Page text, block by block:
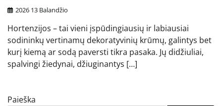
2026 13 Balandžio
Hortenzijos – tai vieni įspūdingiausių ir labiausiai
sodininkų vertinamų dekoratyvinių krūmų, galintys bet
kurį kiemą ar sodą paversti tikra pasaka. Jų didžiuliai,
spalvingi žiedynai, džiuginantys […]
Paieška